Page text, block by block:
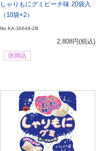
しゃりもにグミピーチ味 20袋入
（10袋×2）
No.KA-36649-2B
2,808円(税込)